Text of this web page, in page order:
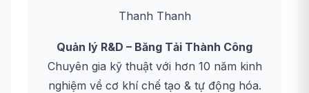
Thanh Thanh
Quản lý R&D – Băng Tải Thành Công
Chuyên gia kỹ thuật với hơn 10 năm kinh
nghiệm về cơ khí chế tạo & tự động hóa.